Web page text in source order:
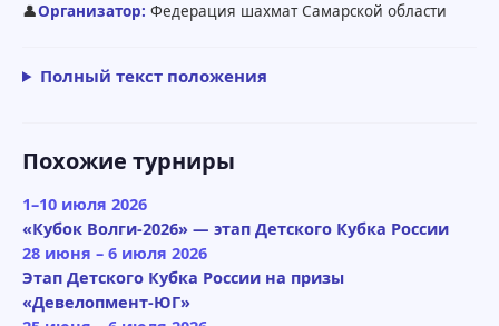
👤Организатор: Федерация шахмат Самарской области
Полный текст положения
Похожие турниры
1–10 июля 2026
«Кубок Волги-2026» — этап Детского Кубка России
28 июня – 6 июля 2026
Этап Детского Кубка России на призы
«Девелопмент-ЮГ»